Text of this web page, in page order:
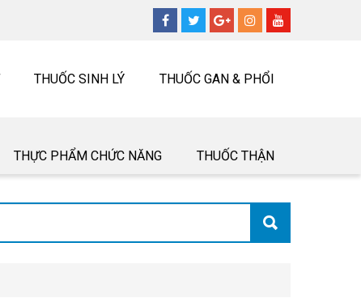
THUỐC SINH LÝ THUỐC GAN & PHỔI
THỰC PHẨM CHỨC NĂNG THUỐC THẬN